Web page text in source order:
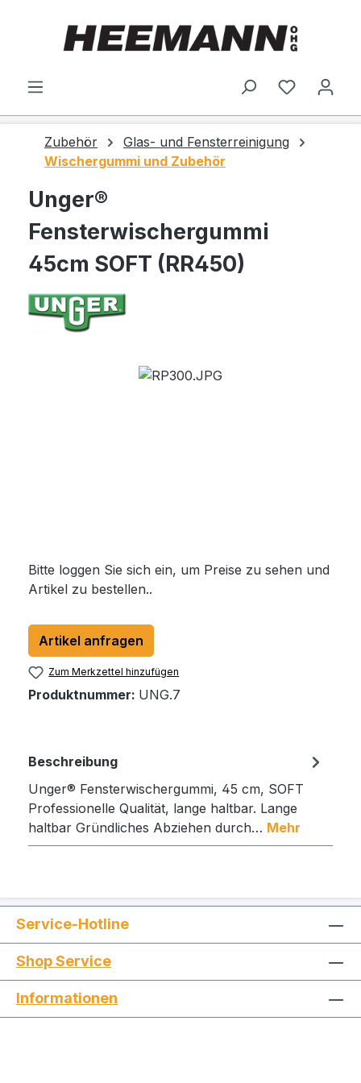
Du hast 0
Zubehör
Glas- und Fensterreinigung
Wischergummi und Zubehör
Unger®
Fensterwischergummi
45cm SOFT (RR450)
Bildergalerie überspringen
Bitte loggen Sie sich ein, um Preise zu sehen und
Artikel zu bestellen..
Artikel anfragen
Zum Merkzettel hinzufügen
Produktnummer: UNG.7
Beschreibung
Unger® Fensterwischergummi, 45 cm, SOFT
Professionelle Qualität, lange haltbar. Lange
haltbar Gründliches Abziehen durch… Mehr
Service-Hotline
Shop Service
Informationen